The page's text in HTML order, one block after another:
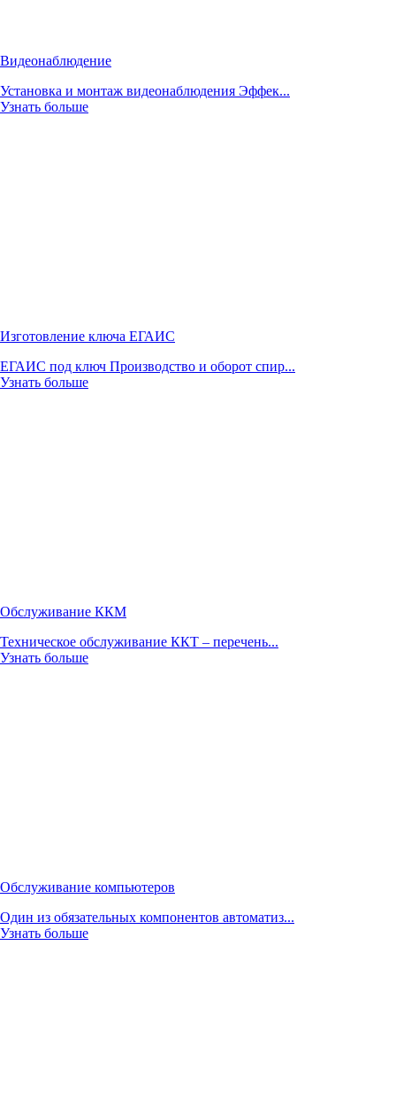
Видеонаблюдение
Установка и монтаж видеонаблюдения Эффек...
Узнать больше
Изготовление ключа ЕГАИС
ЕГАИС под ключ Производство и оборот спир...
Узнать больше
Обслуживание ККМ
Техническое обслуживание ККТ – перечень...
Узнать больше
Обслуживание компьютеров
Один из обязательных компонентов автоматиз...
Узнать больше